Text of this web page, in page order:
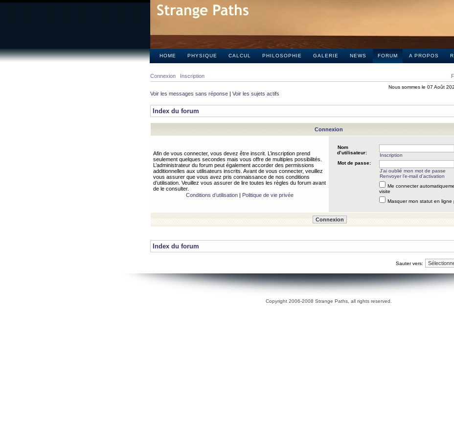
HOME PHYSIQUE CALCUL PHILOSOPHIE GALERIE NEWS FORUM A PROPOS
Connexion Inscription
Nous sommes le 07 Août
Voir les messages sans réponse | Voir les sujets actifs
Index du forum
Connexion
Afin de vous connecter, vous devez être inscrit. L’inscription prend
seulement quelques secondes mais vous offre de multiples possibilités.
L’administrateur du forum peut également accorder des permissions
additionnelles aux utilisateurs inscrits. Avant de vous connecter, veuillez
vous assurer que vous avez pris connaissance de nos conditions
d’utilisation. Veuillez vous assurer de lire toutes les règles du forum avant
de le consulter.
Conditions d’utilisation| Politique de vie privée
Nom
d’utilisateur:
Inscription
Mot de passe:
J’ai oublié mon mot de passe
Renvoyer l’e-mail d’activation
Me connecter
visite
Masquer mon statut en ligne
Index du forum
Sauter vers:
Copyright 2006-2008 Strange Paths, all rights reserved.